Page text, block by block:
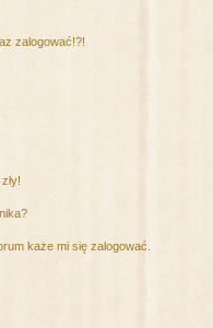
zalogować!?!
każe mi się zalogować.